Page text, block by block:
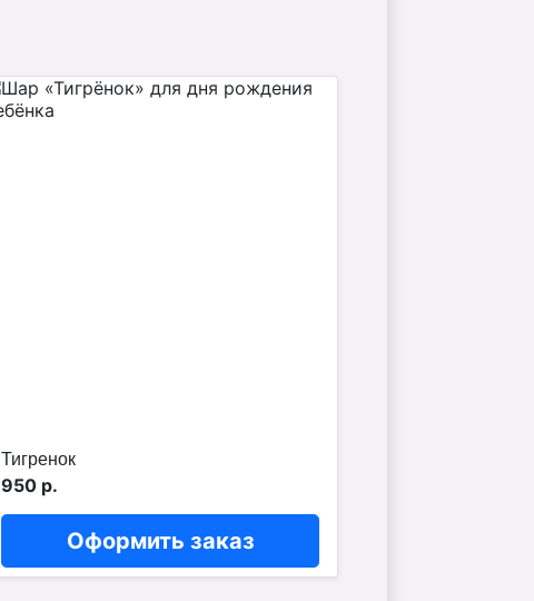
Тигренок
950 р.
Оформить заказ